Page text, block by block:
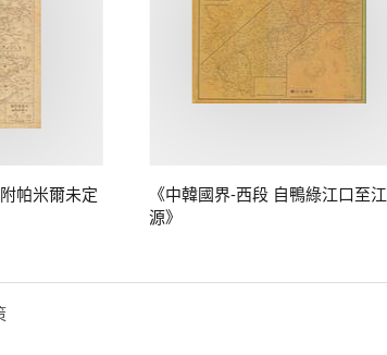
帕米爾未定
《中韓國界-西段 自鴨綠江口至江
源》